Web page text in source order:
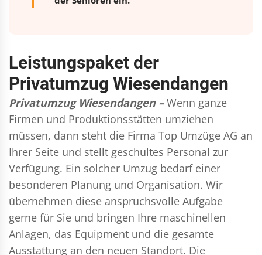
Leistungspaket der
Privatumzug Wiesendangen
Privatumzug Wiesendangen – Wenn ganze
Firmen und Produktionsstätten umziehen
müssen, dann steht die Firma Top Umzüge AG an
Ihrer Seite und stellt geschultes Personal zur
Verfügung. Ein solcher Umzug bedarf einer
besonderen Planung und Organisation. Wir
übernehmen diese anspruchsvolle Aufgabe
gerne für Sie und bringen Ihre maschinellen
Anlagen, das Equipment und die gesamte
Ausstattung an den neuen Standort. Die